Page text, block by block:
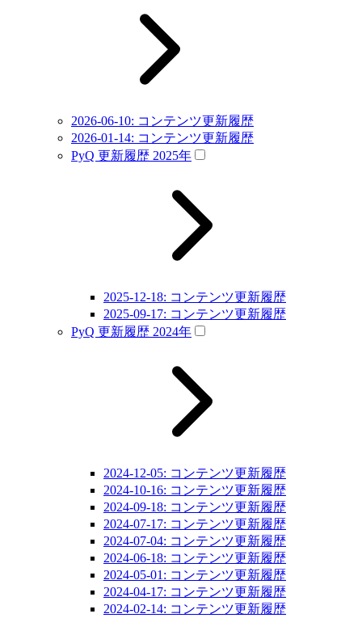
2026-06-10: コンテンツ更新履歴
2026-01-14: コンテンツ更新履歴
PyQ 更新履歴 2025年
2025-12-18: コンテンツ更新履歴
2025-09-17: コンテンツ更新履歴
PyQ 更新履歴 2024年
2024-12-05: コンテンツ更新履歴
2024-10-16: コンテンツ更新履歴
2024-09-18: コンテンツ更新履歴
2024-07-17: コンテンツ更新履歴
2024-07-04: コンテンツ更新履歴
2024-06-18: コンテンツ更新履歴
2024-05-01: コンテンツ更新履歴
2024-04-17: コンテンツ更新履歴
2024-02-14: コンテンツ更新履歴